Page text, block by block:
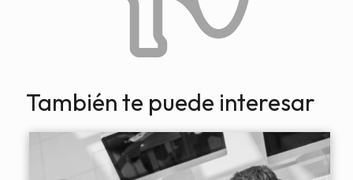
También te puede interesar